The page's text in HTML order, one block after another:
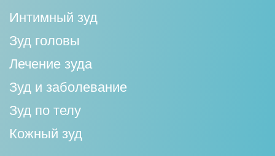
Интимный зуд
Зуд головы
Лечение зуда
Зуд и заболевание
Зуд по телу
Кожный зуд